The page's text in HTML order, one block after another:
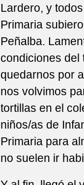
Lardero, y
Primaria
Peñalba.
condiciones del
quedarnos por
nos volvimos
tortillas en el
niños/as de
Primaria para
no suelen ir